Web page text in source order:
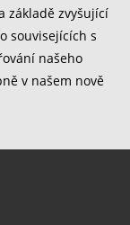
základě zvyšující
souvisejících s
našeho
v našem nově